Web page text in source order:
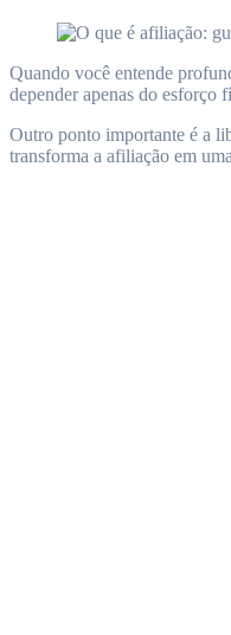
Quando você entende
depender apenas do esforço
Outro ponto importante é a
transforma a afiliação em